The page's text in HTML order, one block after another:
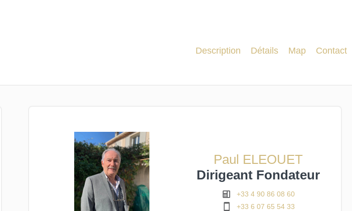
Description Détails Map Contact
Paul ELEOUET
Dirigeant Fondateur
+33 4 90 86 08 60
+33 6 07 65 54 33